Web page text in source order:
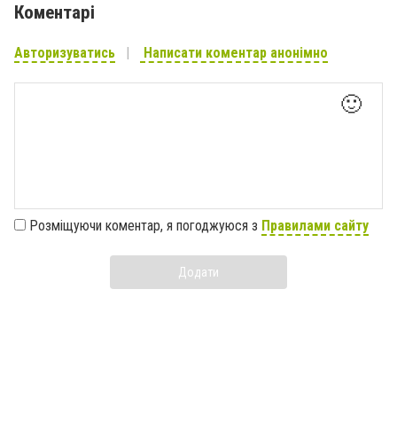
Коментарі
Авторизуватись Написати коментар анонімно
🙂
Розміщуючи коментар, я погоджуюся з Правилами сайту
Додати